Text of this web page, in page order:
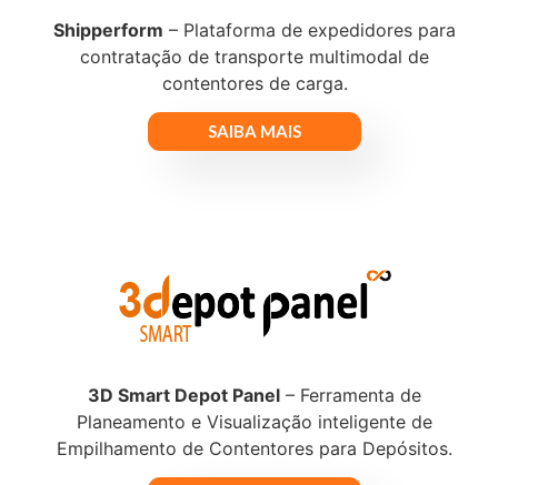
Shipperform – Plataforma de expedidores para
contratação de transporte multimodal de
contentores de carga.
SAIBA MAIS
3D Smart Depot Panel – Ferramenta de
Planeamento e Visualização inteligente de
Empilhamento de Contentores para Depósitos.